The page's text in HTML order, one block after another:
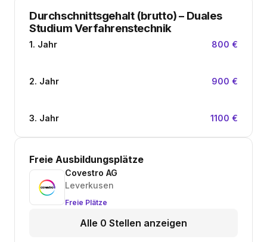
Durchschnittsgehalt (brutto)– Duales
Studium Verfahrenstechnik
1. Jahr 800 €
2. Jahr 900 €
3. Jahr 1100 €
Freie Ausbildungsplätze
Covestro AG
Leverkusen
Freie Plätze
Alle 0 Stellen anzeigen